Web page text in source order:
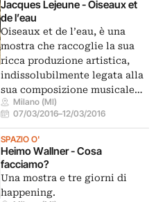
Jacques Lejeune - Oiseaux et
de l’eau
Oiseaux et de l’eau, è una
mostra che raccoglie la sua
ricca produzione artistica,
indissolubilmente legata alla
sua composizione musicale…
Milano (MI)
07/03/2016–12/03/2016
SPAZIO O'
Heimo Wallner - Cosa
facciamo?
Una mostra e tre giorni di
happening.